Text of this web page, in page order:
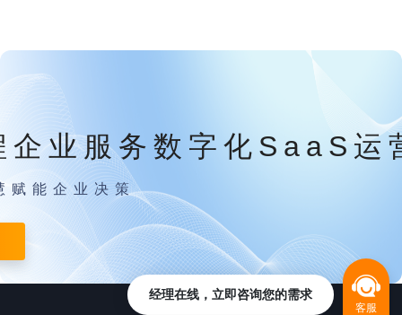
企业服务数字化SaaS运
赋能企业决策
客服
经理在线，立即咨询您的需求